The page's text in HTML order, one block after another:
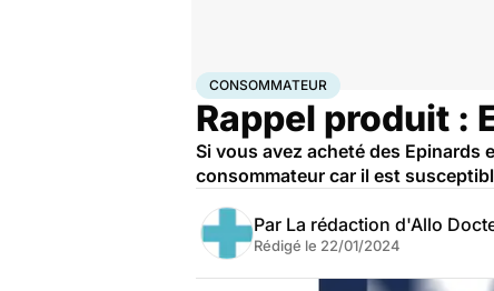
AccueilSantéConsommateur
CONSOMMATEUR
Rappel produit :
Si vous avez acheté des Epinards
consommateur car il est
Par La rédaction d'Allo
Rédigé le 22/01/2024